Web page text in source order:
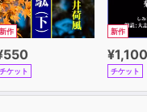
新しい勉強法「耳勉強
新作
チケット
新作
¥1,100
チケット